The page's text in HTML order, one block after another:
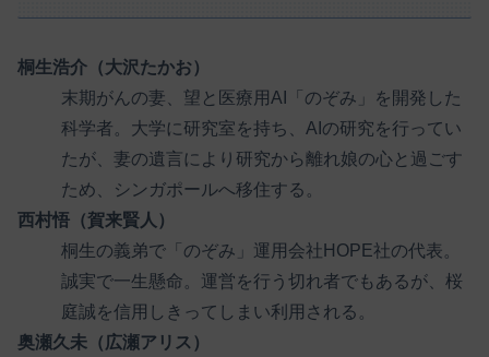
桐生浩介（大沢たかお）
末期がんの妻、望と医療用AI「のぞみ」を開発した
科学者。大学に研究室を持ち、AIの研究を行ってい
たが、妻の遺言により研究から離れ娘の心と過ごす
ため、シンガポールへ移住する。
西村悟（賀来賢人）
桐生の義弟で「のぞみ」運用会社HOPE社の代表。
誠実で一生懸命。運営を行う切れ者でもあるが、桜
庭誠を信用しきってしまい利用される。
奥瀬久未（広瀬アリス）